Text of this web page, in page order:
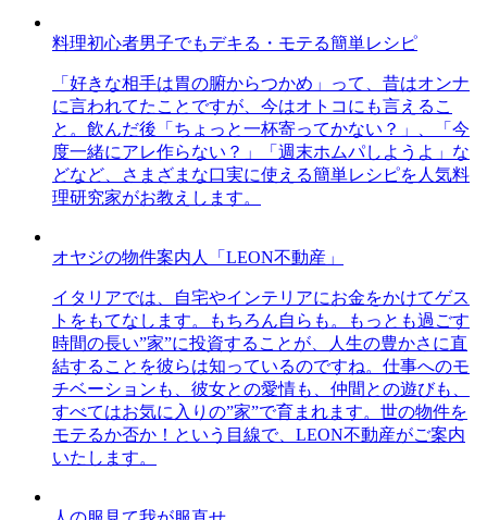
料理初心者男子でもデキる・モテる簡単レシピ
「好きな相手は胃の腑からつかめ」って、昔はオンナ
に言われてたことですが、今はオトコにも言えるこ
と。飲んだ後「ちょっと一杯寄ってかない？」、「今
度一緒にアレ作らない？」「週末ホムパしようよ」な
どなど、さまざまな口実に使える簡単レシピを人気料
理研究家がお教えします。
オヤジの物件案内人「LEON不動産」
イタリアでは、自宅やインテリアにお金をかけてゲス
トをもてなします。もちろん自らも。もっとも過ごす
時間の長い”家”に投資することが、人生の豊かさに直
結することを彼らは知っているのですね。仕事へのモ
チベーションも、彼女との愛情も、仲間との遊びも、
すべてはお気に入りの”家”で育まれます。世の物件を
モテるか否か！という目線で、LEON不動産がご案内
いたします。